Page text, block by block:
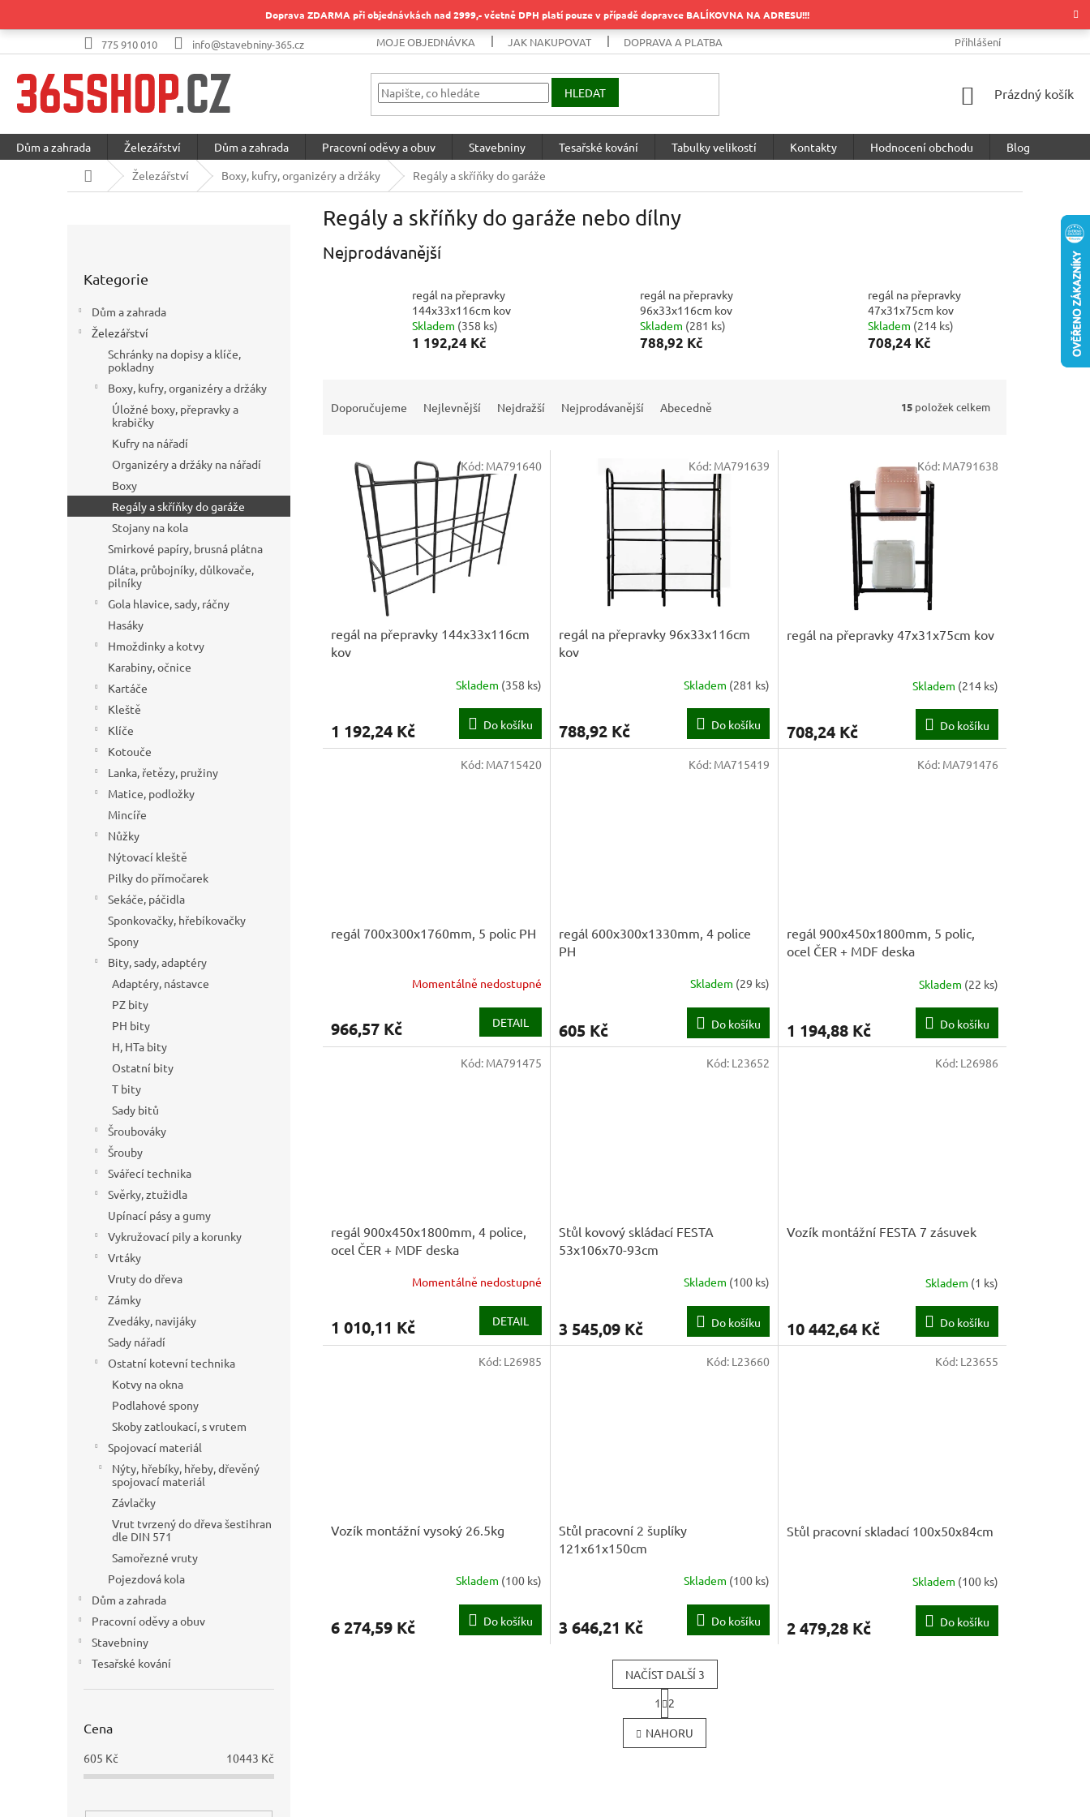
Doprava ZDARMA při objednávkách nad 2999,- včetně DPH platí pouze v případě dopravce BALÍKOVNA NA ADRESU!!!
775 910 010 info@stavebniny-365.cz MOJE OBJEDNÁVKA JAK NAKUPOVAT DOPRAVA A PLATBA PODMÍNKY OCHRANY OSOBNÍCH
Přihlášení
HLEDAT
NÁKUPNÍ
Prázdný košík
Dům a zahrada Železářství Dům a zahrada Pracovní oděvy a obuv Stavebniny Tesařské kování Tabulky velikostí Kontakty Hodnocení obchodu
Blog
Domů Železářství Boxy, kufry, organizéry a držáky Regály a skříňky do garáže
kategorie
Kategorie
Dům a zahrada
Železářství
Schránky na dopisy a klíče,
pokladny
Boxy, kufry, organizéry a držáky
Úložné boxy, přepravky a
krabičky
Kufry na nářadí
Organizéry a držáky na nářadí
Boxy
Regály a skříňky do garáže
Stojany na kola
Smirkové papíry, brusná plátna
Dláta, průbojníky, důlkovače,
pilníky
Gola hlavice, sady, ráčny
Hasáky
Hmoždinky a kotvy
Karabiny, očnice
Kartáče
Kleště
Klíče
Kotouče
Lanka, řetězy, pružiny
Matice, podložky
Mincíře
Nůžky
Nýtovací kleště
Pilky do přímočarek
Sekáče, páčidla
Sponkovačky, hřebíkovačky
Spony
Bity, sady, adaptéry
Adaptéry, nástavce
PZ bity
PH bity
H, HTa bity
Ostatní bity
T bity
Sady bitů
Šroubováky
Šrouby
Svářecí technika
Svěrky, ztužidla
Upínací pásy a gumy
Vykružovací pily a korunky
Vrtáky
Vruty do dřeva
Zámky
Zvedáky, navijáky
Sady nářadí
Ostatní kotevní technika
Kotvy na okna
Podlahové spony
Skoby zatloukací, s vrutem
Spojovací materiál
Nýty, hřebíky, hřeby, dřevěný
spojovací materiál
Závlačky
Vrut tvrzený do dřeva šestihran
dle DIN 571
Samořezné vruty
Pojezdová kola
Dům a zahrada
Pracovní oděvy a obuv
Stavebniny
Tesařské kování
Cena
605 Kč 10443 Kč
Regály a skříňky do garáže nebo dílny
Nejprodávanější
regál na přepravky
144x33x116cm kov
Skladem (358 ks)
1 192,24 Kč
regál na přepravky
96x33x116cm kov
Skladem (281 ks)
788,92 Kč
regál na přepravky
47x31x75cm kov
Skladem (214 ks)
708,24 Kč
Doporučujeme Nejlevnější Nejdražší Nejprodávanější Abecedně 15 položek celkem
regál na přepravky 144x33x116cm
kov
Skladem (358 ks)
1 192,24 Kč Do košíku
Kód: MA791640
regál na přepravky 96x33x116cm
kov
Skladem (281 ks)
788,92 Kč Do košíku
Kód: MA791639
regál na přepravky 47x31x75cm kov
Skladem (214 ks)
708,24 Kč Do košíku
Kód: MA791638
regál 700x300x1760mm, 5 polic PH
Momentálně nedostupné
966,57 Kč DETAIL
Kód: MA715420
regál 600x300x1330mm, 4 police
PH
Skladem (29 ks)
605 Kč Do košíku
Kód: MA715419
regál 900x450x1800mm, 5 polic,
ocel ČER + MDF deska
Skladem (22 ks)
1 194,88 Kč Do košíku
Kód: MA791476
regál 900x450x1800mm, 4 police,
ocel ČER + MDF deska
Momentálně nedostupné
1 010,11 Kč DETAIL
Kód: MA791475
Stůl kovový skládací FESTA
53x106x70-93cm
Skladem (100 ks)
3 545,09 Kč Do košíku
Kód: L23652
Vozík montážní FESTA 7 zásuvek
Skladem (1 ks)
10 442,64 Kč Do košíku
Kód: L26986
Vozík montážní vysoký 26.5kg
Skladem (100 ks)
6 274,59 Kč Do košíku
Kód: L26985
Stůl pracovní 2 šuplíky
121x61x150cm
Skladem (100 ks)
3 646,21 Kč Do košíku
Kód: L23660
Stůl pracovní skladací 100x50x84cm
Skladem (100 ks)
2 479,28 Kč Do košíku
Kód: L23655
O
v
l
NAČÍST DALŠÍ 3
S
t
r
á
n
1 2
NAHORU